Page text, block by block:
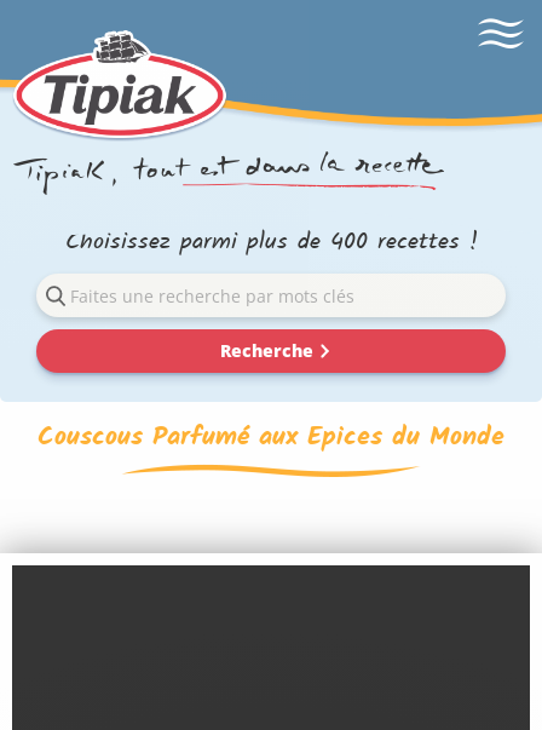
Choisissez parmi plus de 400 recettes !
Recherche
Couscous Parfumé aux Epices du Monde